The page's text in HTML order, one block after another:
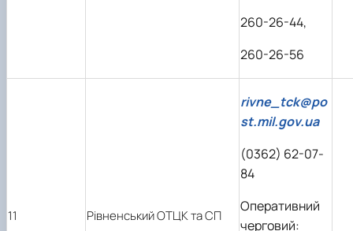
260-26-44,
260-26-56
11 Рівненський ОТЦК та СП
rivne­­_tck@po
st.mil.gov.ua
(0362) 62-07-
84
Оперативний
черговий: